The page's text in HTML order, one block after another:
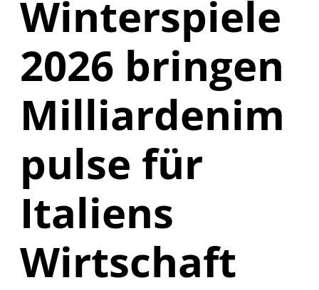
Winterspiele
2026 bringen
Milliardenim
pulse für
Italiens
Wirtschaft